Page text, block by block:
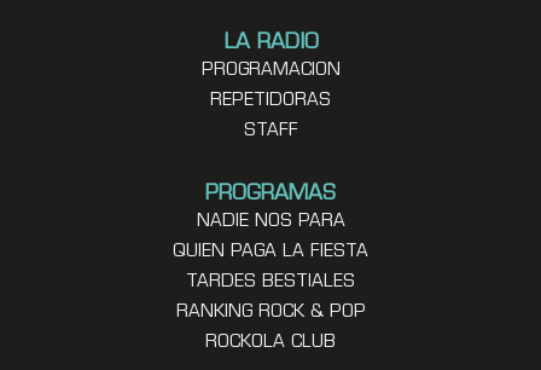
LA RADIO
PROGRAMACION
REPETIDORAS
STAFF
PROGRAMAS
NADIE NOS PARA
QUIEN PAGA LA FIESTA
TARDES BESTIALES
RANKING ROCK & POP
ROCKOLA CLUB